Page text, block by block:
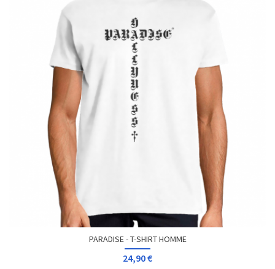
PARADISE - T-SHIRT HOMME
24,90 €